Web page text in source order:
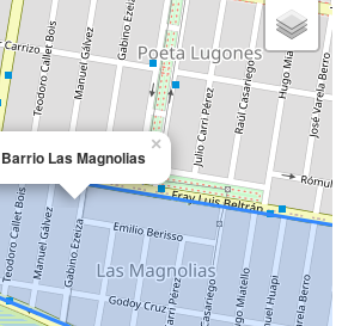
Barrio Las Magnolias
×